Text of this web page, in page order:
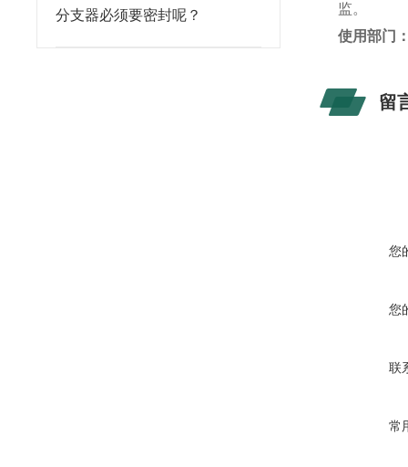
分支器必须要密封呢？
监。
使用部门
留
您
您
联
常